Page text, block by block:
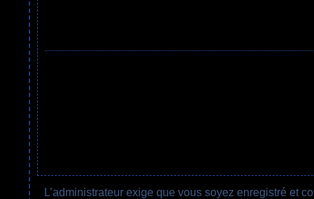
L’administrateur exige que vous soyez enregistré et